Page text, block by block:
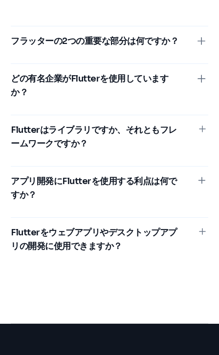
フラッターの2つの重要な部分は何ですか？
Flutterのアーキテクチャは、SDKとフレームワークとい
う2つの重要なコンポーネントに基づいています。SDK
には、コードをネイティブマシンコードに変換するコン
パイラやエンジンなど、クロスプラットフォームアプリ
す。このフレームワークには、開発者がユニークでシー
ムレスなユーザーインターフェイスを作成できるように
する、カスタマイズ可能なウィジェットの強力なコレク
確保されます。
どの有名企業がFlutterを使用しています
か？
Flutterが世界的に有名なブランドに採用されていること
は、その信頼性と汎用性の証です。Google、BMW、
Alibabaなどの企業は、このフレームワークを早期に採
用しただけでなく、コアアプリケーションにも積極的に
Ads、eBay Motorsなどの注目すべきアプリケーション
は、さまざまなセクターにわたる複雑で高性能なアプリ
ケーションを管理するFlutterの能力を実証しています。
Flutterはライブラリですか、それともフレ
ームワークですか？
Flutterは単なるライブラリやフレームワークではありま
せん。ライブラリ、API、強力なフレームワークをまと
めた統合SDKです。単一のコードベースからクロスプラ
ットフォームアプリケーションを作成するのに必要なす
ローチにより、開発が簡素化され、高品質なアウトプッ
トが保証され、コンセプトからデプロイまでのプロセス
全体が合理化されます。
アプリ開発にFlutterを使用する利点は何で
すか？
Flutterの主な利点には、優れたクロスプラットフォーム
互換性があり、開発コストと時間を大幅に削減できるこ
とが挙げられます。その高速レンダリングエンジンによ
り、非常に応答性が高く滑らかなUIが可能になり、理想
Flutterをウェブアプリやデスクトップアプ
リの開発に使用できますか？